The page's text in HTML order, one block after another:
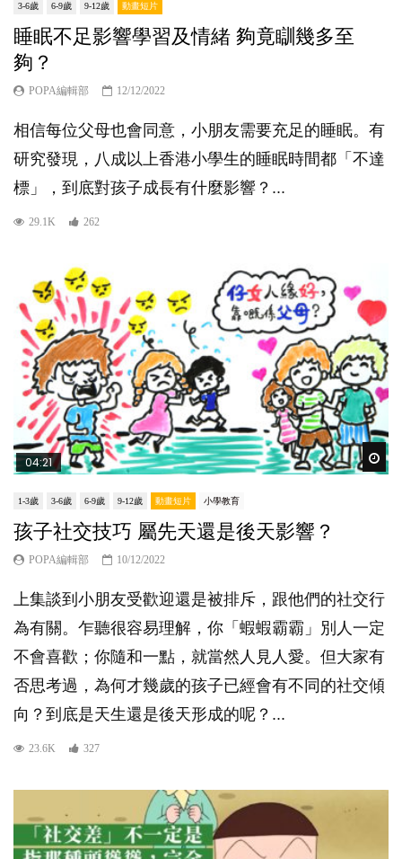
3-6歲 6-9歲 9-12歲 動畫短片
睡眠不足影響學習及情緒 夠竟瞓幾多至
夠？
POPA編輯部 12/12/2022
相信每位父母也會同意，小朋友需要充足的睡眠。有
研究發現，八成以上香港小學生的睡眠時間都「不達
標」，到底對孩子成長有什麼影響？...
29.1K 262
04:21
1-3歲 3-6歲 6-9歲 9-12歲 動畫短片 小學教育
孩子社交技巧 屬先天還是後天影響？
POPA編輯部 10/12/2022
上集談到小朋友受歡迎還是被排斥，跟他們的社交行
為有關。乍聽很容易理解，你「蝦蝦霸霸」別人一定
不會喜歡；你隨和一點，就當然人見人愛。但大家有
否思考過，為何才幾歲的孩子已經會有不同的社交傾
向？到底是天生還是後天形成的呢？...
23.6K 327